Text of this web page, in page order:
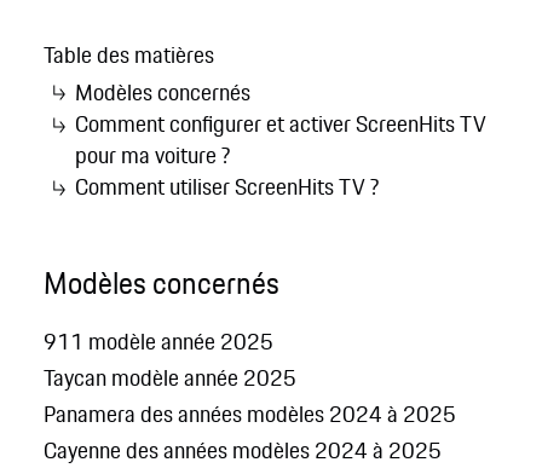
Table des matières
Modèles concernés
Comment configurer et activer ScreenHits TV
pour ma voiture ?
Comment utiliser ScreenHits TV ?
Modèles concernés
911 modèle année 2025
Taycan modèle année 2025
Panamera des années modèles 2024 à 2025
Cayenne des années modèles 2024 à 2025